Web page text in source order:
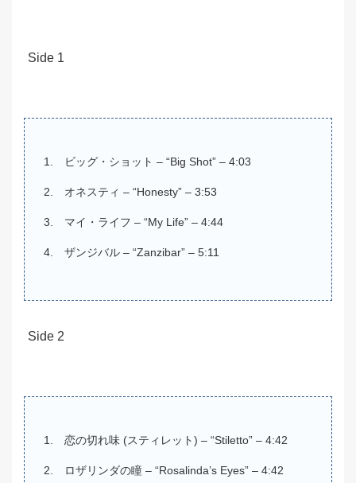
Side 1
ビッグ・ショット – “Big Shot” – 4:03
オネスティ – “Honesty” – 3:53
マイ・ライフ – “My Life” – 4:44
ザンジバル – “Zanzibar” – 5:11
Side 2
恋の切れ味 (スティレット) – “Stiletto” – 4:42
ロザリンダの瞳 – “Rosalinda’s Eyes” – 4:42